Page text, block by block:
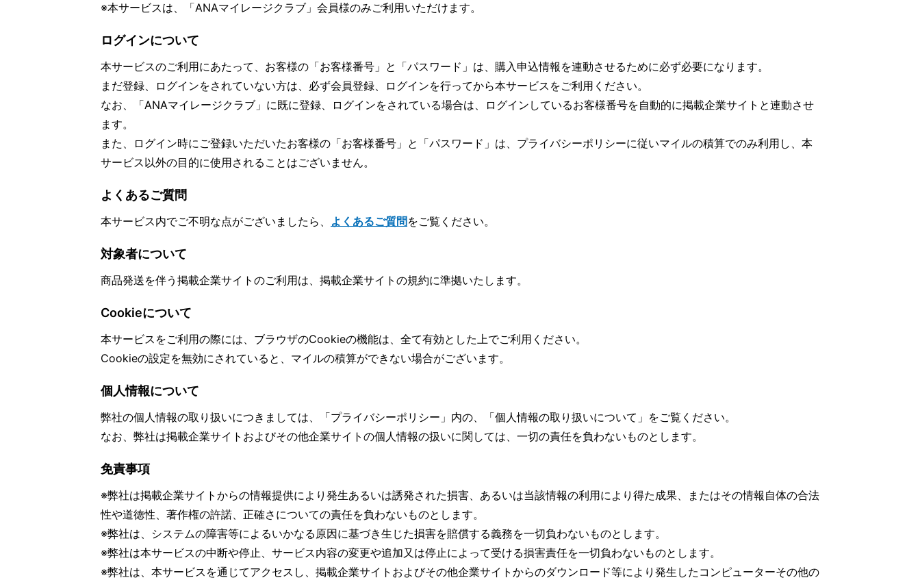
※本サービスは、「ANAマイレージクラブ」会員様のみご利用いただけます。
ログインについて
本サービスのご利用にあたって、お客様の「お客様番号」と「パスワード」は、購入申込情報を連動させるために必ず必要になります。
まだ登録、ログインをされていない方は、必ず会員登録、ログインを行ってから本サービスをご利用ください。
なお、「ANAマイレージクラブ」に既に登録、ログインをされている場合は、ログインしているお客様番号を自動的に掲載企業サイトと連動させ
ます。
また、ログイン時にご登録いただいたお客様の「お客様番号」と「パスワード」は、 プライバシーポリシーに従いマイルの積算でのみ利用し、本
サービス以外の目的に使用されることはございません。
よくあるご質問
本サービス内でご不明な点がございましたら、 よくあるご質問 をご覧ください。
対象者について
商品発送を伴う掲載企業サイトのご利用は、掲載企業サイトの規約に準拠いたします。
Cookieについて
本サービスをご利用の際には、ブラウザのCookieの機能は、全て有効とした上でご利用ください。
Cookieの設定を無効にされていると、マイルの積算ができない場合がございます。
個人情報について
弊社の個人情報の取り扱いにつきましては、「プライバシーポリシー」内の、「個人情報の取り扱いについて」をご覧ください。
なお、弊社は掲載企業サイトおよびその他企業サイトの個人情報の扱いに関しては、一切の責任を負わないものとします。
免責事項
※弊社は掲載企業サイトからの情報提供により発生あるいは誘発された損害、あるいは当該情報の利用により得た成果、またはその情報自体の合法
性や道徳性、著作権の許諾、正確さについての責任を負わないものとします。
※弊社は、システムの障害等によるいかなる原因に基づき生じた損害を賠償する義務を一切負わないものとします。
※弊社は本サービスの中断や停止、サービス内容の変更や追加又は停止によって受ける損害責任を一切負わないものとします。
※弊社は、本サービスを通じてアクセスし、掲載企業サイトおよびその他企業サイトからのダウンロード等により発生したコンピューターその他の